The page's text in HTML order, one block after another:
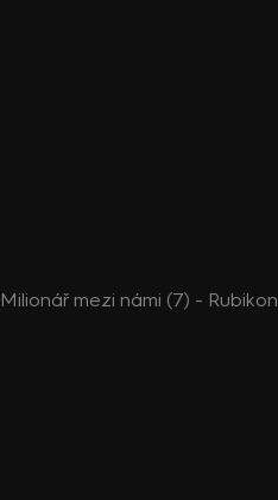
Milionář mezi námi (7) - Rubikon